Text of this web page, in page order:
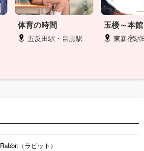
体育の時間
五反田駅・目黒駅
玉楼～本
東新宿駅B3
Rabbit（ラビット）